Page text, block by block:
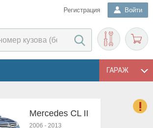
Регистрация Войти
ГАРАЖ
Mercedes CL II
2006 - 2013